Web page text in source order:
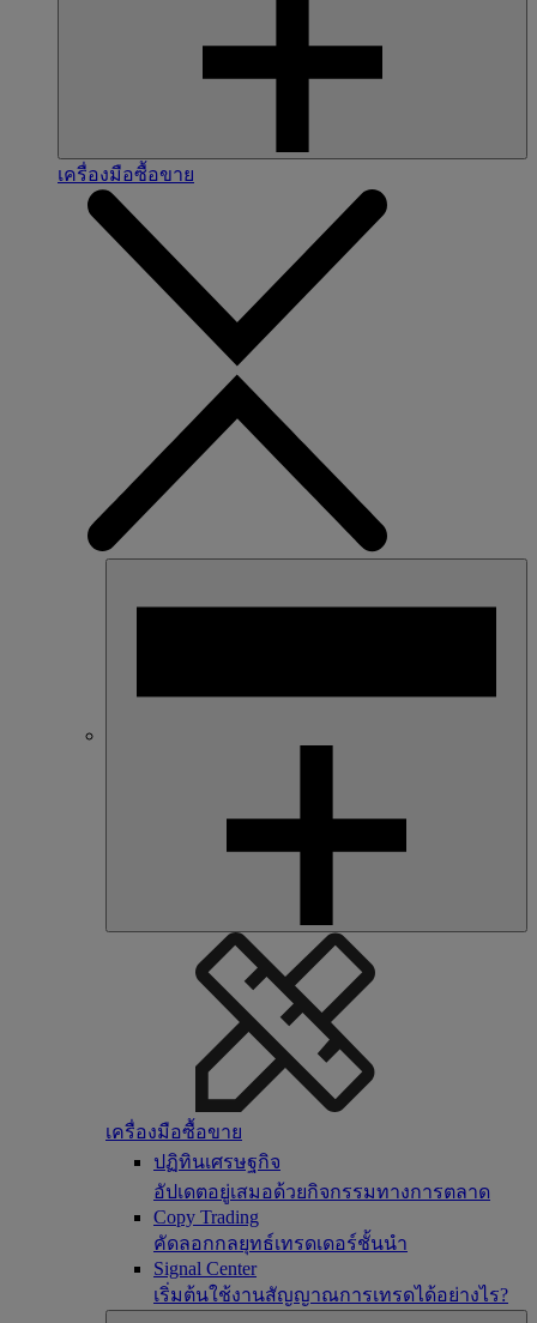
เครื่องมือซื้อขาย
เครื่องมือซื้อขาย
ปฏิทินเศรษฐกิจ
อัปเดตอยู่เสมอด้วยกิจกรรมทางการตลาด
Copy Trading
คัดลอกกลยุทธ์เทรดเดอร์ชั้นนำ
Signal Center
เริ่มต้นใช้งานสัญญาณการเทรดได้อย่างไร?